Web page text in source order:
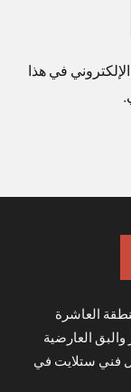
في هذا
العارضية
فني ستلايت في